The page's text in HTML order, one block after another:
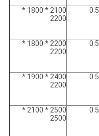
0.5
2100 * 1800 *
2200
0.5
2200 * 1800 *
2200
0.5
2400 * 1900 *
2200
0.5
2500 * 2100 *
2500